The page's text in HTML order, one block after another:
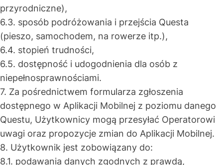
przyrodniczne),
6.3. sposób podróżowania i przejścia Questa
(pieszo, samochodem, na rowerze itp.),
6.4. stopień trudności,
6.5. dostępność i udogodnienia dla osób z
niepełnosprawnościami.
7. Za pośrednictwem formularza zgłoszenia
dostępnego w Aplikacji Mobilnej z poziomu danego
Questu, Użytkownicy mogą przesyłać Operatorowi
uwagi oraz propozycje zmian do Aplikacji Mobilnej.
8. Użytkownik jest zobowiązany do:
8.1. podawania danych zgodnych z prawdą,